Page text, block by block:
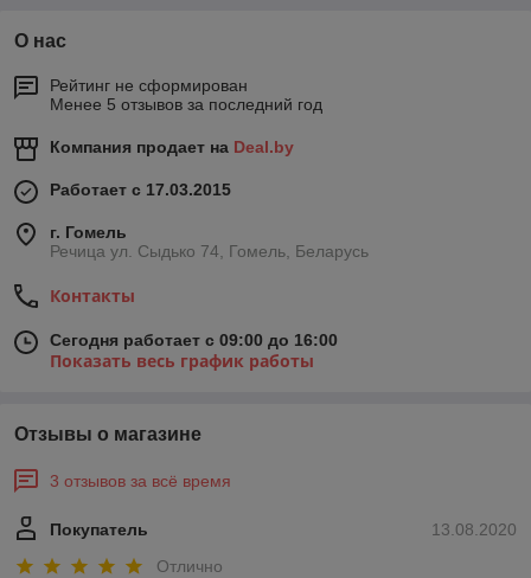
О нас
Рейтинг не сформирован
Менее 5 отзывов за последний год
Компания продает на Deal.by
Работает с 17.03.2015
г. Гомель
Речица ул. Сыдько 74, Гомель, Беларусь
Контакты
Сегодня работает с 09:00 до 16:00
Показать весь график работы
Отзывы о магазине
3 отзывов за всё время
13.08.2020
Покупатель
Отлично